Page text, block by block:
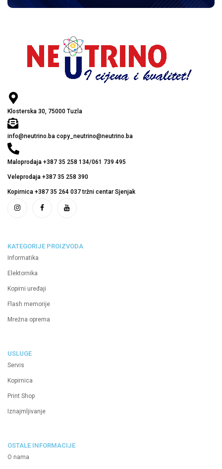
Klosterska 30, 75000 Tuzla
info@neutrino.ba copy_neutrino@neutrino.ba
Maloprodaja +387 35 258 134/061 739 495
Veleprodaja +387 35 258 390
Kopirnica +387 35 264 037 tržni centar Sjenjak
KATEGORIJE PROIZVODA
Informatika
Elektornika
Kopirni uređaji
Flash memorije
Mrežna oprema
USLUGE
Servis
Kopirnica
Print Shop
Iznajmljivanje
OSTALE INFORMACIJE
O nama